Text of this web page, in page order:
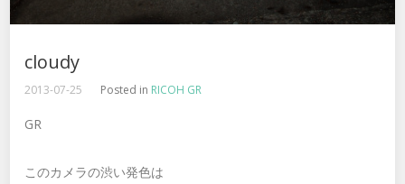
cloudy
2013-07-25 Posted in RICOH GR
GR
このカメラの渋い発色は